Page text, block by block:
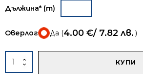
Дължина* (m)
Оверлог Да (4.00 €/ 7.82 лв. )
количество
за
КУПИ